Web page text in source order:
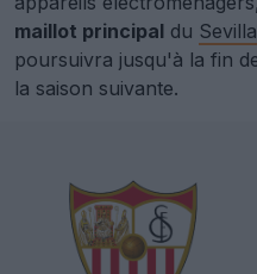
maillot principal du Sevilla
poursuivra jusqu'à la fin
la saison suivante.